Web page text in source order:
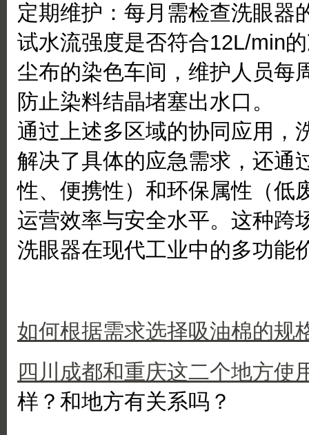
定期维护：每月需检查洗眼器
试水流强度是否符合12L/min
尘布的染色车间，维护人员每
防止染料结晶堵塞出水口。
通过上述多区域的协同应用，
解决了具体的应急需求，还通
性、便携性）和环保属性（低
运营效率与安全水平。这种跨
洗眼器在现代工业中的多功能
如何根据需求选择吸油棉的规
四川成都和重庆这二个地方使
样？和地方有关系吗？